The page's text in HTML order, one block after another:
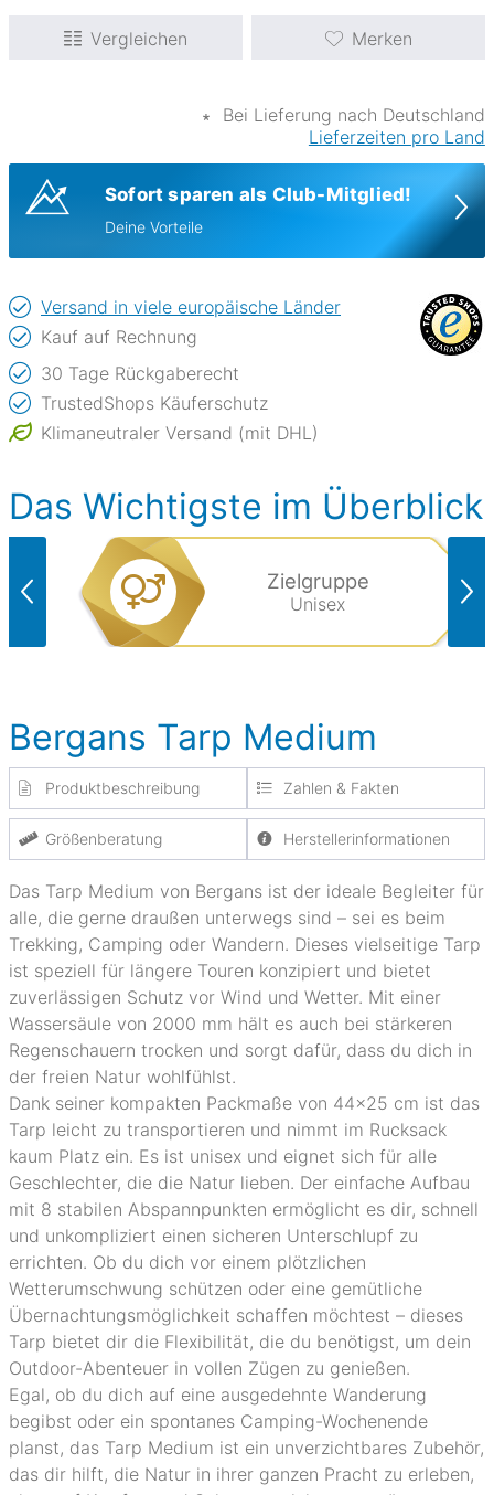
Vergleichen Merken
∗
Bei Lieferung nach Deutschland
Lieferzeiten pro Land
Sofort sparen als Club-Mitglied!
Deine Vorteile
Versand in viele europäische Länder
Kauf auf Rechnung
30 Tage Rückgaberecht
TrustedShops Käuferschutz
Klimaneutraler Versand (mit DHL)
Das Wichtigste im Überblick
Zielgruppe
Unisex
Bergans Tarp Medium
Produktbeschreibung Zahlen & Fakten
Größenberatung Herstellerinformationen
Das Tarp Medium von Bergans ist der ideale Begleiter für
alle, die gerne draußen unterwegs sind – sei es beim
Trekking, Camping oder Wandern. Dieses vielseitige Tarp
ist speziell für längere Touren konzipiert und bietet
zuverlässigen Schutz vor Wind und Wetter. Mit einer
Wassersäule von 2000 mm hält es auch bei stärkeren
Regenschauern trocken und sorgt dafür, dass du dich in
der freien Natur wohlfühlst.
Dank seiner kompakten Packmaße von 44x25 cm ist das
Tarp leicht zu transportieren und nimmt im Rucksack
kaum Platz ein. Es ist unisex und eignet sich für alle
Geschlechter, die die Natur lieben. Der einfache Aufbau
mit 8 stabilen Abspannpunkten ermöglicht es dir, schnell
und unkompliziert einen sicheren Unterschlupf zu
errichten. Ob du dich vor einem plötzlichen
Wetterumschwung schützen oder eine gemütliche
Übernachtungsmöglichkeit schaffen möchtest – dieses
Tarp bietet dir die Flexibilität, die du benötigst, um dein
Outdoor-Abenteuer in vollen Zügen zu genießen.
Egal, ob du dich auf eine ausgedehnte Wanderung
begibst oder ein spontanes Camping-Wochenende
planst, das Tarp Medium ist ein unverzichtbares Zubehör,
das dir hilft, die Natur in ihrer ganzen Pracht zu erleben,